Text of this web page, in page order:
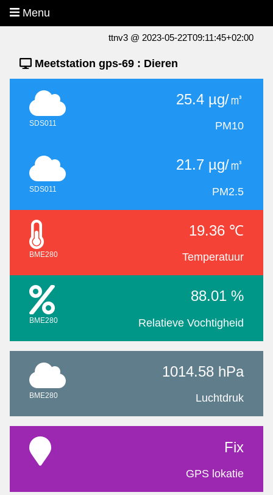
Menu
ttnv3 @ 2023-05-22T09:11:45+02:00
Meetstation gps-69 : Dieren
25.4 µg/㎥
SDS011 PM10
21.7 µg/㎥
SDS011 PM2.5
19.36 ℃
BME280 Temperatuur
88.01 %
BME280 Relatieve Vochtigheid
1014.58 hPa
BME280 Luchtdruk
Fix
GPS lokatie